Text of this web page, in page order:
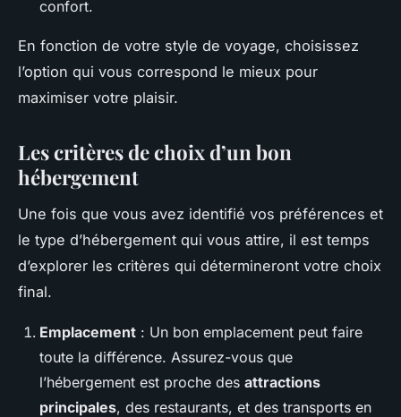
confort.
En fonction de votre style de voyage, choisissez
l’option qui vous correspond le mieux pour
maximiser votre plaisir.
Les critères de choix d’un bon
hébergement
Une fois que vous avez identifié vos préférences et
le type d’hébergement qui vous attire, il est temps
d’explorer les critères qui détermineront votre choix
final.
Emplacement : Un bon emplacement peut faire
toute la différence. Assurez-vous que
l’hébergement est proche des attractions
principales, des restaurants, et des transports en